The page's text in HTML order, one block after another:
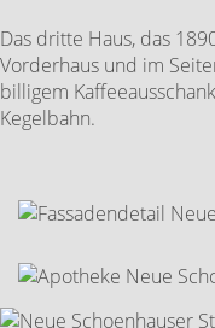
Das dritte Haus, das
Vorderhaus und im
billigem
Kegelbahn.